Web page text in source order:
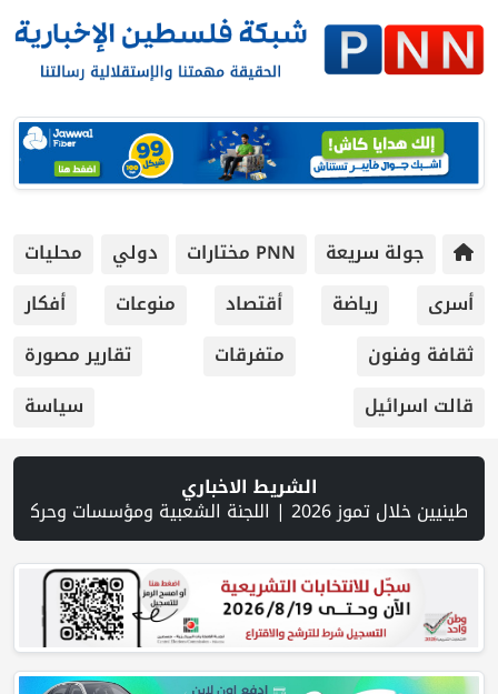
جولة سريعة PNN مختارات دولي
محليات
أسرى
رياضة أقتصاد منوعات
أفكار
ثقافة وفنون
متفرقات
تقارير مصورة
قالت اسرائيل
سياسة
الشريط الاخباري